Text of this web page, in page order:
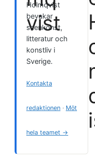
Holmqvist
bevakar
scenkonst,
litteratur och
konstliv i
Sverige.
Kontakta
redaktionen · Möt
hela teamet →